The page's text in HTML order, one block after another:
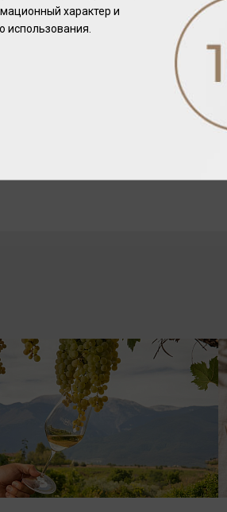
характер и
использования.